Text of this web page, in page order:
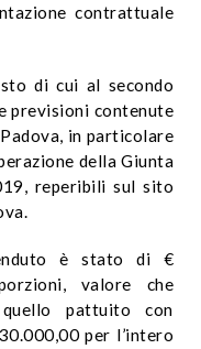
contrattuale
di cui al secondo
previsioni contenute
in particolare
della Giunta
reperibili sul sito
è stato di €
valore che
quello pattuito con
per l’intero